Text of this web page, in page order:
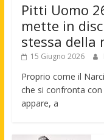
Pitti Uomo
mette in
stessa della
15 Giugno 2026
Proprio come il
che si confronta con
appare, a